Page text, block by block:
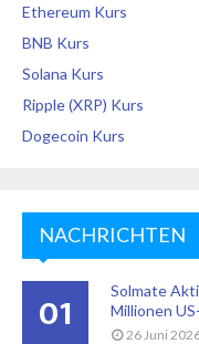
Ethereum Kurs
BNB Kurs
Solana Kurs
Ripple (XRP) Kurs
Dogecoin Kurs
NACHRICHTEN
01
Solmate
Millionen
26 Juni